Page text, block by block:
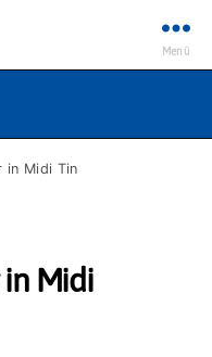
Menü
in Midi Tin
Midi